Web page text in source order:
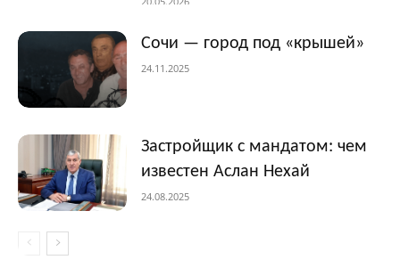
Сочи — город под «крышей»
24.11.2025
Застройщик с мандатом: чем
известен Аслан Нехай
24.08.2025